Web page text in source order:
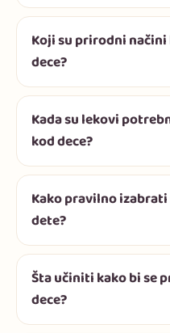
Koji su prirodni
dece?
Kada su lekovi
kod dece?
Kako pravilno
dete?
Šta učiniti kako bi se
dece?